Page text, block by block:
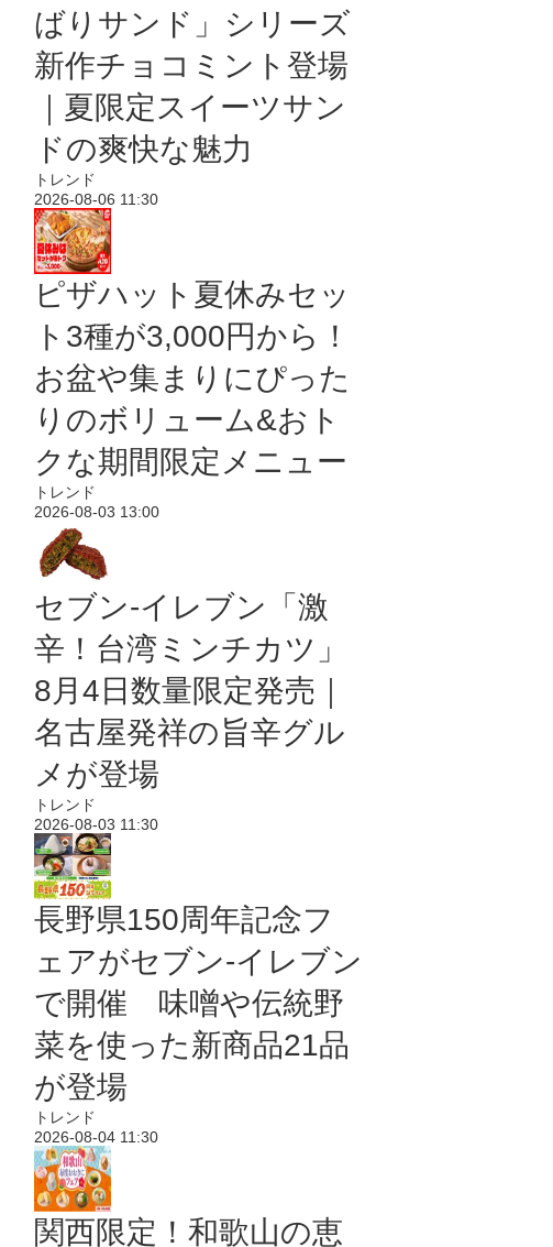
ばりサンド」シリーズ
新作チョコミント登場
｜夏限定スイーツサン
ドの爽快な魅力
トレンド
2026-08-06 11:30
ピザハット夏休みセッ
ト3種が3,000円から！
お盆や集まりにぴった
りのボリューム&おト
クな期間限定メニュー
トレンド
2026-08-03 13:00
セブン-イレブン「激
辛！台湾ミンチカツ」
8月4日数量限定発売｜
名古屋発祥の旨辛グル
メが登場
トレンド
2026-08-03 11:30
長野県150周年記念フ
ェアがセブン-イレブン
で開催 味噌や伝統野
菜を使った新商品21品
が登場
トレンド
2026-08-04 11:30
関西限定！和歌山の恵